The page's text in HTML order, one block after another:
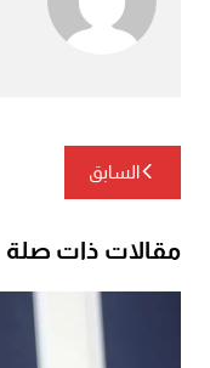
تصفّح
المقالات
السابق
مقالات ذات صلة